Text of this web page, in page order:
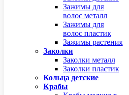
Зажимы для
волос металл
Зажимы для
волос пластик
Зажимы растения
Заколки
Заколки металл
Заколки пластик
Кольца детские
Крабы